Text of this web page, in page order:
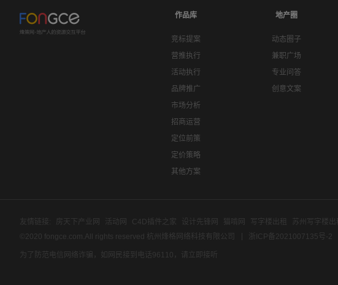
作品库
竞标提案
营推执行
活动执行
品牌推广
市场分析
招商运营
定位前策
定价策略
其他方案
地产圈
动态圈子
兼职广场
专业问答
创意文案
友情链接: 房天下产业网 活动网 C4D插件之家 设计先锋网 猫啃网 写字楼出租 苏州写字楼出
©2020 fongce.com.All rights reserved 杭州烽格网络科技有限公司
浙ICP备2021007135号-2
为了防范电信网络诈骗，如网民接到电话96110，请立即接听